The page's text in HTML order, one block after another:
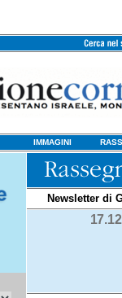
IMMAGINI
Newsletter di